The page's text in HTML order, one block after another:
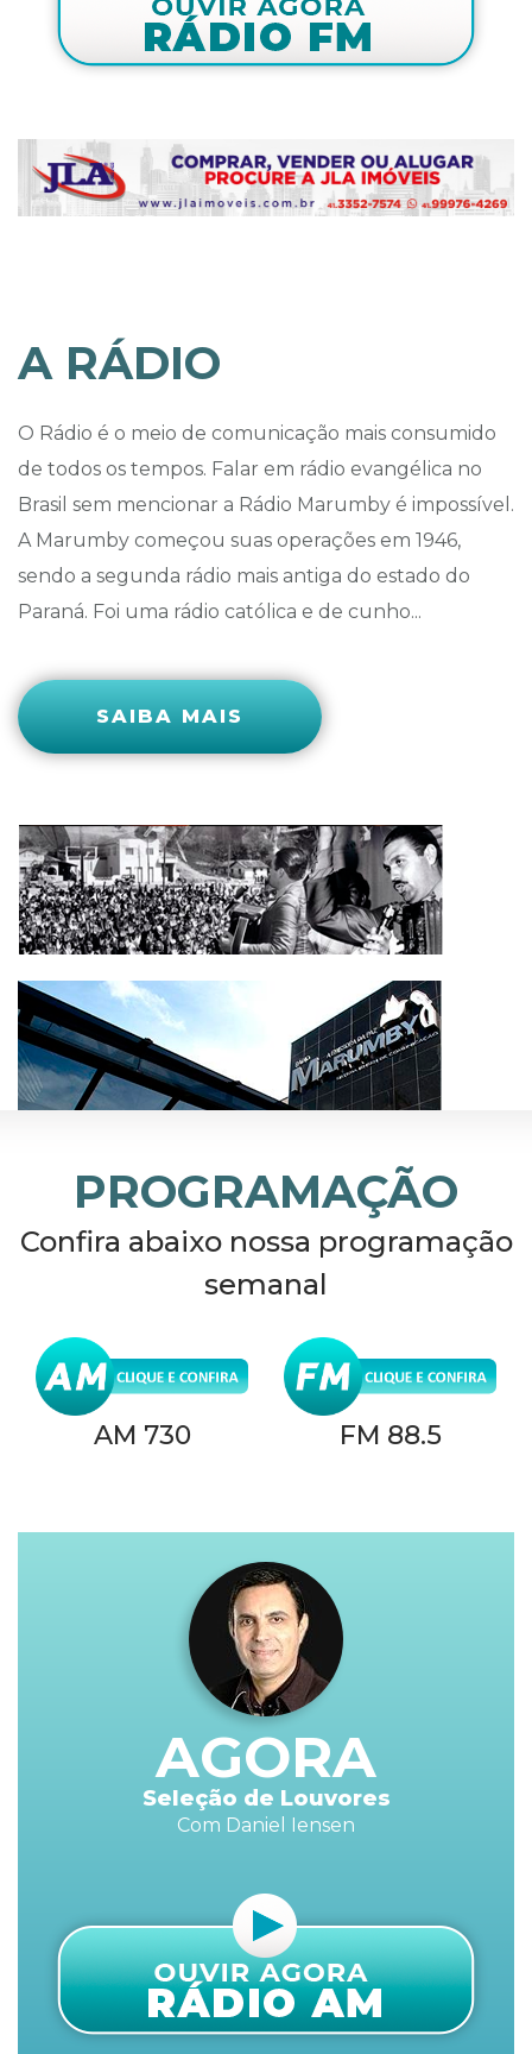
A RÁDIO
O Rádio é o meio de comunicação mais consumido
de todos os tempos. Falar em rádio evangélica no
Brasil sem mencionar a Rádio Marumby é impossível.
A Marumby começou suas operações em 1946,
sendo a segunda rádio mais antiga do estado do
Paraná. Foi uma rádio católica e de cunho...
SAIBA MAIS
PROGRAMAÇÃO
Confira abaixo nossa programação
semanal
AM 730 FM 88.5
AGORA
Seleção de Louvores
Com Daniel Iensen